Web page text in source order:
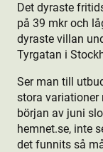
Det dyraste
på 39 mkr och
dyraste villan
Tyrgatan i
Ser man till
stora variationer
början av juni
hemnet.se, inte
det funnits så